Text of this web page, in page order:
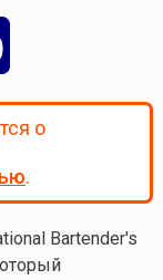
о
.
Bartender's